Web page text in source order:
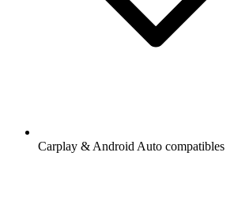
Carplay & Android Auto compatibles